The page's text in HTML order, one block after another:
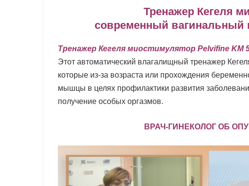
Тренажер Кегеля
современный вагинальный
Тренажер Кегеля миостимулятор Pelvifine KM
Этот автоматический влагалищный тренажер
которые из-за возраста или прохождения
мышцы в целях профилактики развития
получение особых оргазмов.
ВРАЧ-ГИНЕКОЛОГ ОБ